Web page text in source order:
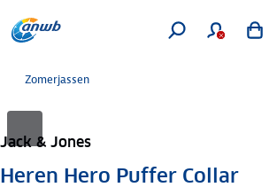
Zomerjassen
Jack & Jones
Heren Hero Puffer Collar